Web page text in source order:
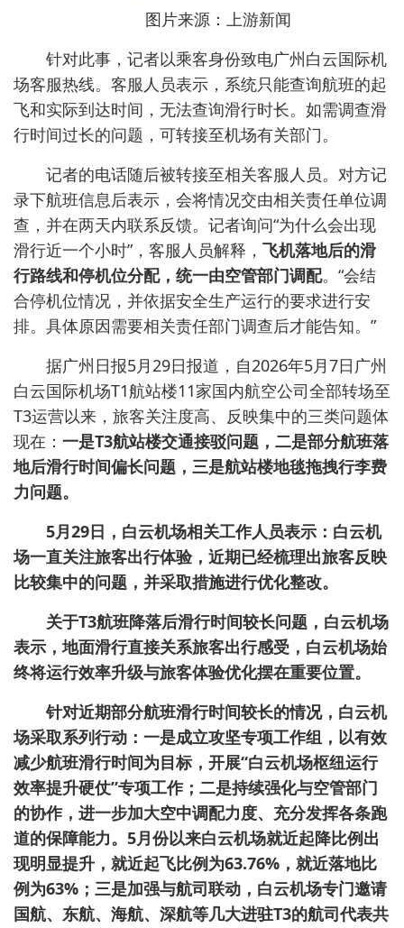
图片来源：上游新闻
针对此事，记者以乘客身份致电广州白云国际机
场客服热线。客服人员表示，系统只能查询航班的起
飞和实际到达时间，无法查询滑行时长。如需调查滑
行时间过长的问题，可转接至机场有关部门。
记者的电话随后被转接至相关客服人员。对方记
录下航班信息后表示，会将情况交由相关责任单位调
查，并在两天内联系反馈。记者询问“为什么会出现
滑行近一个小时”，客服人员解释， 飞机落地后的滑
行路线和停机位分配，统一由空管部门调配。“会结
合停机位情况，并依据安全生产运行的要求进行安
排。具体原因需要相关责任部门调查后才能告知。”
据广州日报5月29日报道，自2026年5月7日广州
白云国际机场T1航站楼11家国内航空公司全部转场至
T3运营以来，旅客关注度高、反映集中的三类问题体
现在： 一是T3航站楼交通接驳问题，二是部分航班落
地后滑行时间偏长问题，三是航站楼地毯拖拽行李费
力问题。
5月29日，白云机场相关工作人员表示：白云机
场一直关注旅客出行体验，近期已经梳理出旅客反映
比较集中的问题，并采取措施进行优化整改。
关于T3航班降落后滑行时间较长问题，白云机场
表示，地面滑行直接关系旅客出行感受，白云机场始
终将运行效率升级与旅客体验优化摆在重要位置。
针对近期部分航班滑行时间较长的情况，白云机
场采取系列行动：一是成立攻坚专项工作组，以有效
减少航班滑行时间为目标，开展“白云机场枢纽运行
效率提升硬仗”专项工作；二是持续强化与空管部门
的协作，进一步加大空中调配力度、充分发挥各条跑
道的保障能力。5月份以来白云机场就近起降比例出
现明显提升，就近起飞比例为63.76%，就近落地比
例为63%；三是加强与航司联动，白云机场专门邀请
国航、东航、海航、深航等几大进驻T3的航司代表共